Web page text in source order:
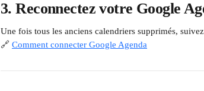
3. Reconnectez votre Google
Une fois tous les anciens calendriers supprimés,
🔗 Comment connecter Google Agenda